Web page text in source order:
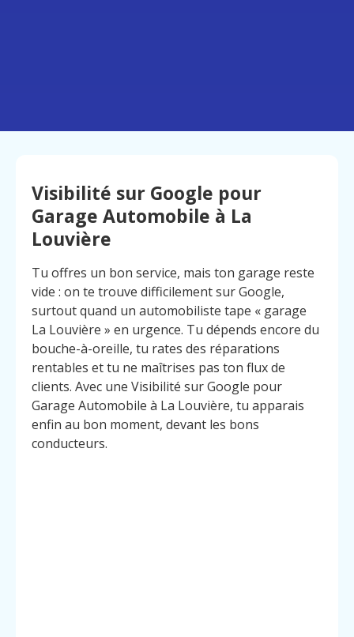
Visibilité sur Google pour
Garage Automobile à La
Louvière
Tu offres un bon service, mais ton garage reste
vide : on te trouve difficilement sur Google,
surtout quand un automobiliste tape « garage
La Louvière » en urgence. Tu dépends encore du
bouche-à-oreille, tu rates des réparations
rentables et tu ne maîtrises pas ton flux de
clients. Avec une Visibilité sur Google pour
Garage Automobile à La Louvière, tu apparais
enfin au bon moment, devant les bons
conducteurs.